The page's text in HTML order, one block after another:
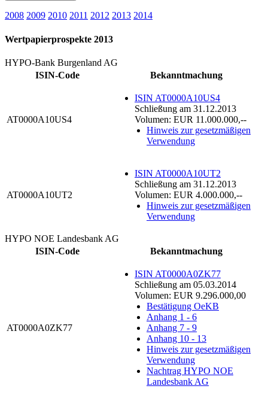
2008 2009 2010 2011 2012 2013 2014
Wertpapierprospekte 2013
HYPO-Bank Burgenland AG
ISIN-Code
Bekanntmachung
AT0000A10US4
ISIN AT0000A10US4
Schließung am 31.12.2013
Volumen: EUR 11.000.000,--
Hinweis zur gesetzmäßigen
Verwendung
AT0000A10UT2
ISIN AT0000A10UT2
Schließung am 31.12.2013
Volumen: EUR 4.000.000,--
Hinweis zur gesetzmäßigen
Verwendung
HYPO NOE Landesbank AG
ISIN-Code
Bekanntmachung
AT0000A0ZK77
ISIN AT0000A0ZK77
Schließung am 05.03.2014
Volumen: EUR 9.296.000,00
Bestätigung OeKB
Anhang 1 - 6
Anhang 7 - 9
Anhang 10 - 13
Hinweis zur gesetzmäßigen
Verwendung
Nachtrag HYPO NOE
Landesbank AG